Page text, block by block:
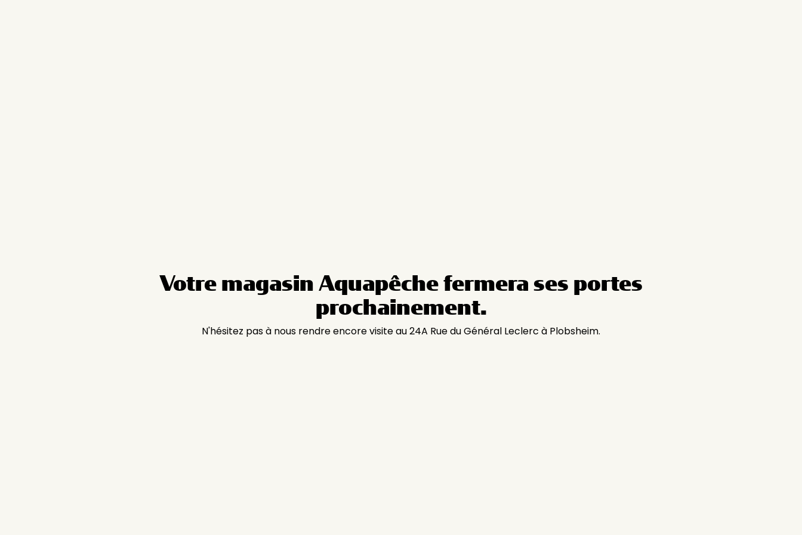
Votre magasin Aquapêche fermera ses portes
prochainement.
N'hésitez pas à nous rendre encore visite au 24A Rue du Général Leclerc à Plobsheim.